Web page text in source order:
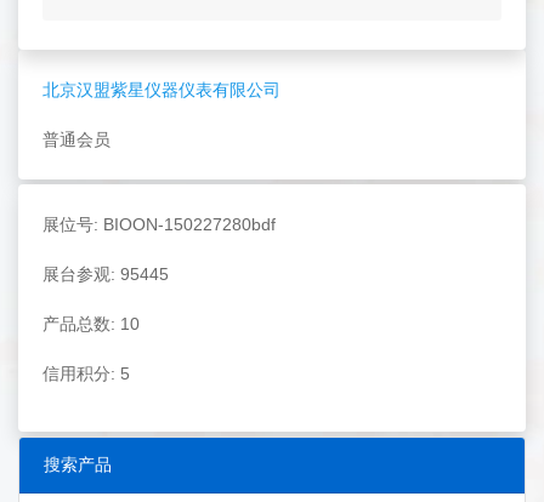
北京汉盟紫星仪器仪表有限公司
普通会员
展位号: BIOON-150227280bdf
展台参观: 95445
产品总数: 10
信用积分: 5
搜索产品